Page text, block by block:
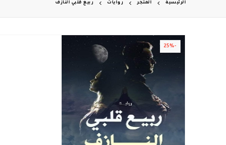
الرئيسية المتجر روايات ربيع قلبي النازف
-25%